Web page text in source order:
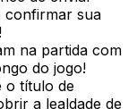
confirmar sua
na partida com
do jogo!
o título de
a lealdade de